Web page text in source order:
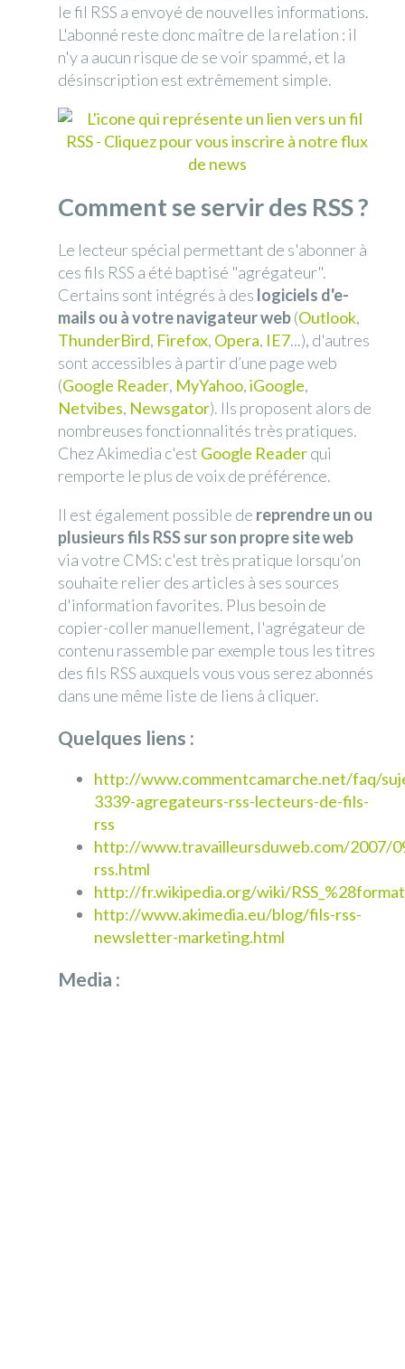
le fil RSS a envoyé de nouvelles informations.
L'abonné reste donc maître de la relation : il
n'y a aucun risque de se voir spammé, et la
désinscription est extrêmement simple.
Comment se servir des RSS ?
Le lecteur spécial permettant de s'abonner à
ces fils RSS a été baptisé "agrégateur".
Certains sont intégrés à des logiciels d'e-
mails ou à votre navigateur web(Outlook,
ThunderBird, Firefox, Opera, IE7...), d'autres
sont accessibles à partir d’une page web
(Google Reader, MyYahoo,iGoogle,
Netvibes, Newsgator). Ils proposent alors de
nombreuses fonctionnalités très pratiques.
Chez Akimedia c'est Google Readerqui
remporte le plus de voix de préférence.
Il est également possible de reprendre un ou
plusieurs fils RSS sur son propre site web
via votre CMS: c'est très pratique lorsqu'on
souhaite relier des articles à ses sources
d'information favorites. Plus besoin de
copier-coller manuellement, l'agrégateur de
contenu rassemble par exemple tous les titres
des fils RSS auxquels vous vous serez abonnés
dans une même liste de liens à cliquer.
Quelques liens :
http://www.commentcamarche.net/faq/
3339-agregateurs-rss-lecteurs-de-fils-
rss
http://www.travailleursduweb.com/2007/
rss.html
http://fr.wikipedia.org/wiki/
http://www.akimedia.eu/blog/fils-rss-
newsletter-marketing.html
Media :